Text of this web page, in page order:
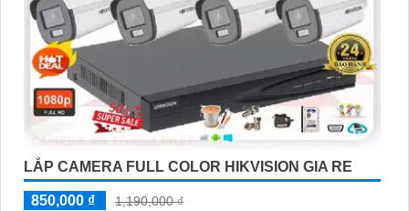
LẮP CAMERA FULL COLOR HIKVISION GIA RE
850,000 ₫
1,190,000 ₫